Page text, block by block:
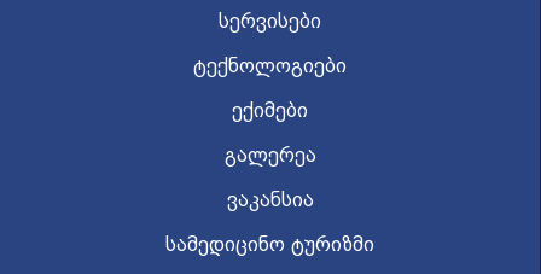
სერვისები
ტექნოლოგიები
ექიმები
გალერეა
ვაკანსია
სამედიცინო ტურიზმი